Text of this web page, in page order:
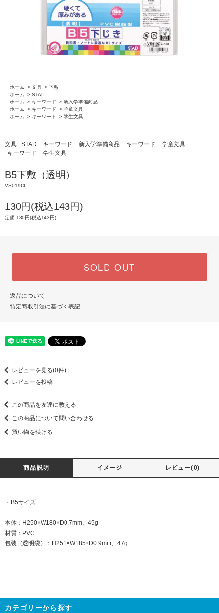
ホーム > 文具 > 下敷
ホーム
> STAD
ホーム
> キーワード > 新入学準備商品
ホーム
> キーワード > 学童文具
ホーム
> キーワード > 学生文具
文具 STAD キーワード 新入学準備商品 キーワード
学童文具
キーワード
学生文具
B5下敷（透明）
VS019CL
130円(税込143円)
定価 130円(税込143円)
SOLD OUT
返品について
特定商取引法に基づく表記
レビューを見る(0件)
レビューを投稿
この商品を友達に教える
この商品について問い合わせる
買い物を続ける
商品説明 イメージ レビュー(0)
・B5サイズ
本体：H250×W180×D0.7mm、45g
材質：PVC
包装（透明袋）：H251×W185×D0.9mm、47g
カテゴリーから探す